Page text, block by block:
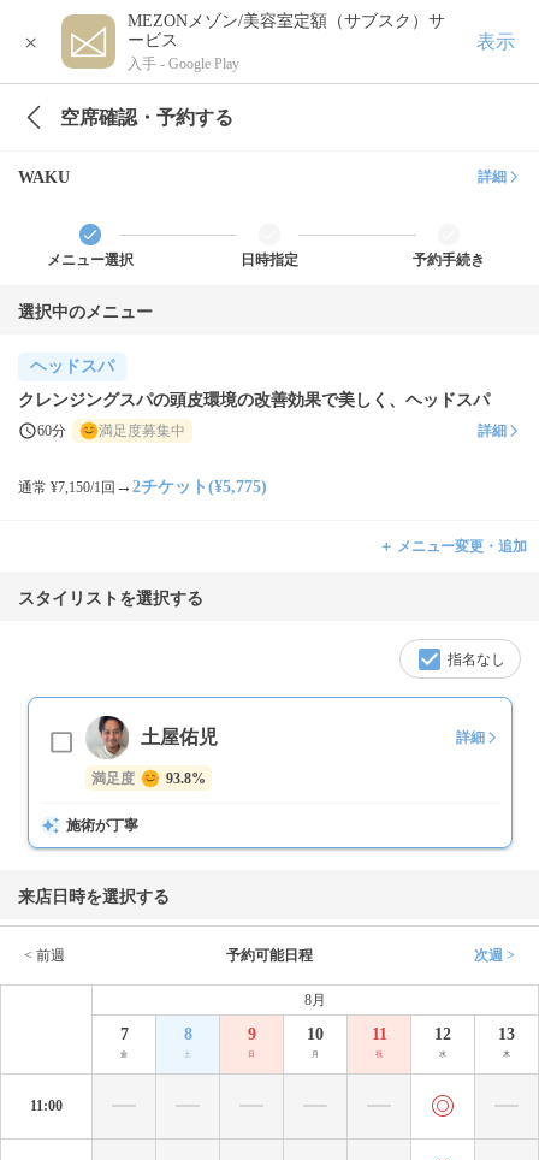
×
MEZONメゾン/美容室定額（サブスク）サ
ービス
入手 - Google Play
表示
空席確認・予約する
WAKU 詳細
メニュー選択 日時指定 予約手続き
選択中のメニュー
ヘッドスパ
クレンジングスパの頭皮環境の改善効果で美しく、ヘッドスパ
60分 満足度募集中 詳細
通常 ¥7,150/1回 → 2チケット(¥5,775)
＋ メニュー変更・追加
スタイリストを選択する
指名なし
土屋佑児 詳細
満足度 93.8%
施術が丁寧
来店日時を選択する
< 前週 予約可能日程 次週 >
8月
7
金
8
土
9
日
10
月
11
祝
12
水
13
木
11:00